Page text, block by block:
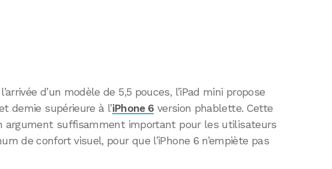
d’un modèle de 5,5 pouces, l’iPad mini propose
demie supérieure à l’iPhone 6 version phablette. Cette
argument suffisamment important pour les utilisateurs
de confort visuel, pour que l’iPhone 6 n’empiète pas